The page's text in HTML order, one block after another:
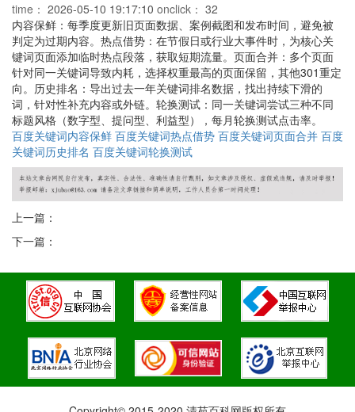
time： 2026-05-10 19:17:10 onclick： 32
内容保鲜：每季度更新旧页面数据、案例截图和发布时间，避免被
判定为过期内容。热点借势：在节假日或行业大事件时，为核心关
键词页面添加临时热点段落，获取短期流量。页面合并：多个页面
针对同一关键词导致内耗，选择权重最高的页面保留，其他301重定
向。历史排名：导出过去一年关键词排名数据，找出持续下滑的
词，针对性补充内容或外链。轮换测试：同一关键词尝试三种不同
标题风格（数字型、提问型、利益型），每月轮换测试点击率。
百度关键词内容保鲜 百度关键词热点借势 百度关键词页面合并 百度
关键词历史排名 百度关键词轮换测试
上一篇：
下一篇：